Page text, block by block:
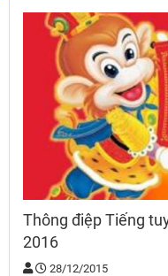
Thông điệp Tiếng
2016
28/12/2015